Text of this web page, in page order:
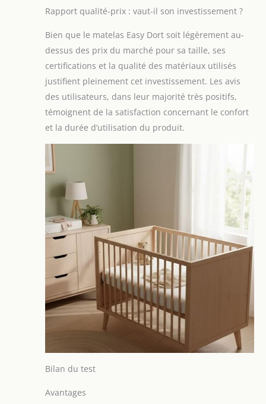
sensibles. Ce kit de
linge 70x140 cm
garantit un sommeil
sain et agréable à
votre bébé. Le coton
biologique des
draps housse sont
certififiés GOTS.
PROTEGES MATELAS
BÉBÉ COTON BIO
IMPERMEABLES
protèges matelas
vous garanties une
bonne protection et
une hygiène
parfaite de votre
matelas bébé, ainsi
que sa longévité.
Grâce à cette
barrière
imperméable, votre
matelas bébé reste
Rapport qualité-prix : vaut-il son investissement ?
Bien que le matelas Easy Dort soit légèrement au-
dessus des prix du marché pour sa taille, ses
certifications et la qualité des matériaux utilisés
justifient pleinement cet investissement. Les avis
des utilisateurs, dans leur majorité très positifs,
témoignent de la satisfaction concernant le confort
et la durée d’utilisation du produit.
Bilan du test
Avantages